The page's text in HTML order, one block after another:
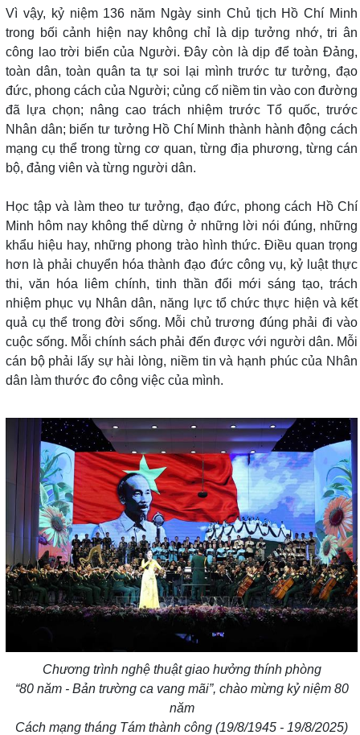
Vì vậy, kỷ niệm 136 năm Ngày sinh Chủ tịch Hồ Chí Minh
trong bối cảnh hiện nay không chỉ là dịp tưởng nhớ, tri ân
công lao trời biển của Người. Đây còn là dịp để toàn Đảng,
toàn dân, toàn quân ta tự soi lại mình trước tư tưởng, đạo
đức, phong cách của Người; củng cố niềm tin vào con đường
đã lựa chọn; nâng cao trách nhiệm trước Tổ quốc, trước
Nhân dân; biến tư tưởng Hồ Chí Minh thành hành động cách
mạng cụ thể trong từng cơ quan, từng địa phương, từng cán
bộ, đảng viên và từng người dân.
Học tập và làm theo tư tưởng, đạo đức, phong cách Hồ Chí
Minh hôm nay không thể dừng ở những lời nói đúng, những
khẩu hiệu hay, những phong trào hình thức. Điều quan trọng
hơn là phải chuyển hóa thành đạo đức công vụ, kỷ luật thực
thi, văn hóa liêm chính, tinh thần đổi mới sáng tạo, trách
nhiệm phục vụ Nhân dân, năng lực tổ chức thực hiện và kết
quả cụ thể trong đời sống. Mỗi chủ trương đúng phải đi vào
cuộc sống. Mỗi chính sách phải đến được với người dân. Mỗi
cán bộ phải lấy sự hài lòng, niềm tin và hạnh phúc của Nhân
dân làm thước đo công việc của mình.
Chương trình nghệ thuật giao hưởng thính phòng
“80 năm - Bản trường ca vang mãi”, chào mừng kỷ niệm 80
năm
Cách mạng tháng Tám thành công (19/8/1945 - 19/8/2025)